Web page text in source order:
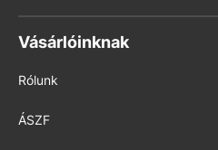
Vásárlóinknak
Rólunk
ÁSZF